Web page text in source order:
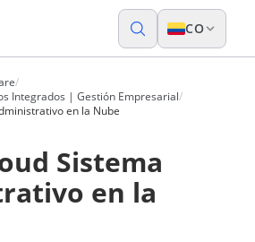
CO
/
Integrados | Gestión Empresarial/
en la Nube
Sistema
en la